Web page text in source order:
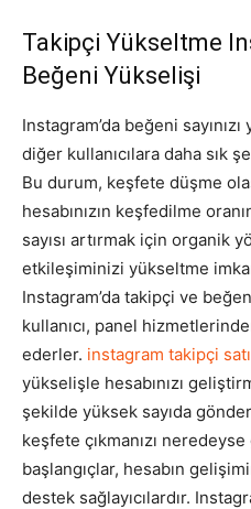
Takipçi Yükseltme
Beğeni Yükselişi
Instagram’da beğeni
diğer kullanıcılara daha sık
Bu durum, keşfete düşme
hesabınızın keşfedilme
sayısı artırmak için organik
etkileşiminizi yükseltme
Instagram’da takipçi ve
kullanıcı, panel
ederler. instagram takipçi
yükselişle hesabınızı
şekilde yüksek sayıda
keşfete çıkmanızı
başlangıçlar, hesabın
destek sağlayıcılardır.